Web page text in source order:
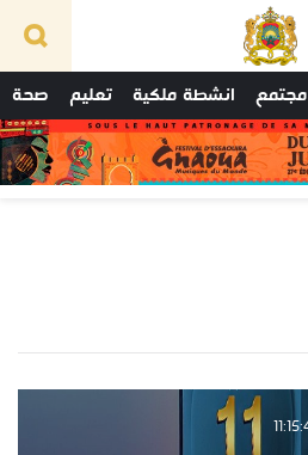
مجتمع انشطة ملكية تعليم صحة